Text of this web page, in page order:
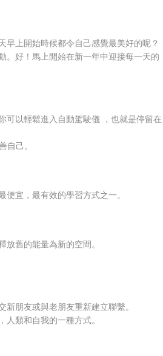
上開始時候都令自己感覺最美好的呢？
。好！馬上開始在新一年中迎接每一天的
可以輕鬆進入自動駕駛儀 ，也就是停留在
自己。
宜，最有效的學習方式之一。
舊的能量為新的空間。
朋友或與老朋友重新建立聯繫。
類和自我的一種方式。